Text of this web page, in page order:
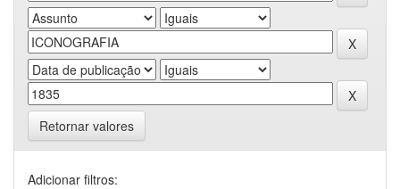
Retornar valores
Adicionar filtros: